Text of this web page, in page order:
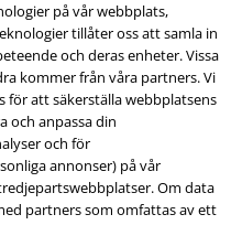
på vår webbplats,
tillåter oss att samla in
och deras enheter. Vissa
kommer från våra partners. Vi
för att säkerställa webbplatsens
och anpassa din
och för
annonser) på vår
Om data
partners som omfattas av ett